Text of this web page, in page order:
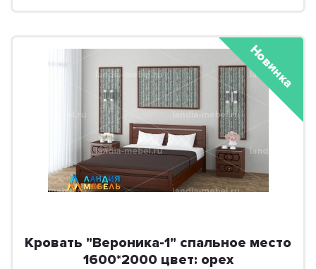
Кровать "Вероника-1" спальное место
1600*2000 цвет: орех
Новинка